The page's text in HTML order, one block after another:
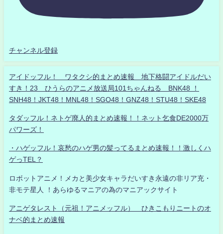
チャンネル登録
アイドッフル！ ワタクシ的まとめ速報 地下格闘アイドルだい
すき！23 ひうらのアニメ放送局101ちゃんねる BNK48 ！
SNH48！JKT48！MNL48！SGO48！GNZ48！STU48！SKE48
タダッフル！ネトゲ廃人的まとめ速報！！ネット乞食DE2000万
パワーズ！
・ハゲッフル！哀愁のハゲ男の髪ってるまとめ速報！！激しくハ
ゲっTEL？
ロボットアニメ！メカと美少女キャラだいすき永遠の非リア充・
非モテ星人 ！あらゆるマニアの為のマニアックサイト
アニゲタレスト（元祖！アニメッフル） ひきこもりニートのオ
ナベ的まとめ速報